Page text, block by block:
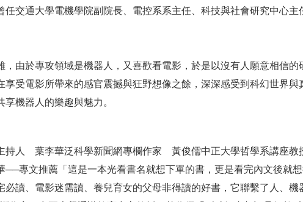
任交通大學電機學院副院長、電控系系主任、科技與社會研究中心主
，由於專攻領域是機器人，又喜歡看電影，於是以沒有人願意相信的
享受電影所帶來的感官震撼與狂野想像之餘，深深感受到科幻世界與
機器人的樂趣與魅力。
持人 葉李華泛科學新聞網專欄作家 黃俊儒中正大學哲學系講座
專文推薦「這是一本光看書名就想下單的書，更是看完內文後就
讀、電影迷需讀、養兒育女的父母非得讀的好書，它聯繫了人、機